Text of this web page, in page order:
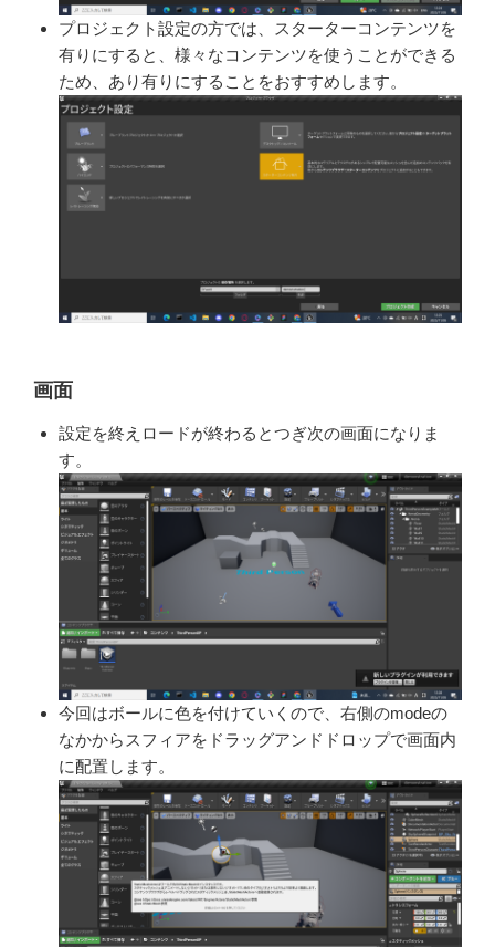
プロジェクト設定の方では、スターターコンテンツを
有りにすると、様々 なコンテンツを使うことができる
ため、 あり有りにすることをおすすめします。
画面
設定を終えロードが終わるとつぎ次の画面になりま
す。
今回はボールに色を付けていく ので、右側のmodeの
なかからスフィアをドラッグアンドドロップで画面内
に配置します。